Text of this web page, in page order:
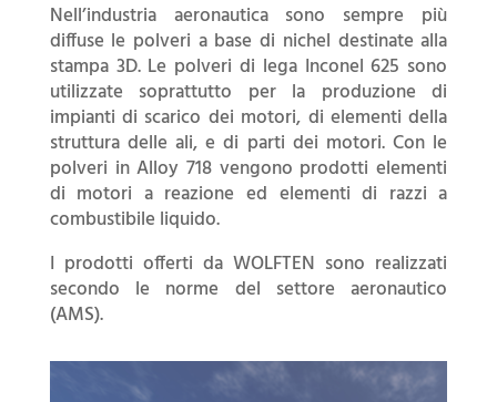
Nell’industria aeronautica sono sempre più
diffuse le polveri a base di nichel destinate alla
stampa 3D. Le polveri di lega Inconel 625 sono
utilizzate soprattutto per la produzione di
impianti di scarico dei motori, di elementi della
struttura delle ali, e di parti dei motori. Con le
polveri in Alloy 718 vengono prodotti elementi
di motori a reazione ed elementi di razzi a
combustibile liquido.
I prodotti offerti da WOLFTEN sono realizzati
secondo le norme del settore aeronautico
(AMS).